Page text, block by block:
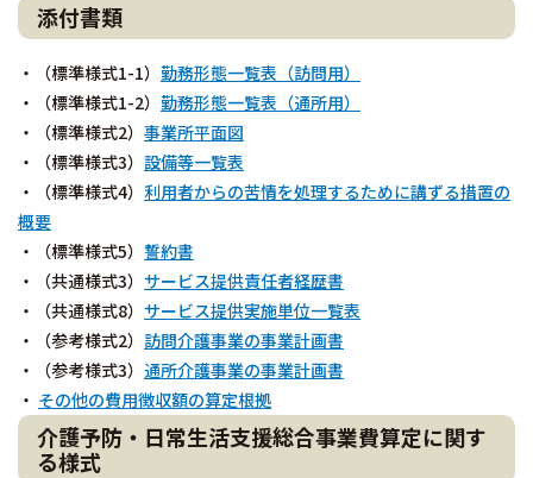
添付書類
・（標準様式1-1） 勤務形態一覧表（訪問用）
・（標準様式1-2） 勤務形態一覧表（通所用）
・（標準様式2） 事業所平面図
・（標準様式3） 設備等一覧表
・（標準様式4） 利用者からの苦情を処理するために講ずる措置の
概要
・（標準様式5） 誓約書
・（共通様式3） サービス提供責任者経歴書
・（共通様式8） サービス提供実施単位一覧表
・（参考様式2） 訪問介護事業の事業計画書
・（参考様式3） 通所介護事業の事業計画書
・ その他の費用徴収額の算定根拠
介護予防・日常生活支援総合事業費算定に関す
る様式